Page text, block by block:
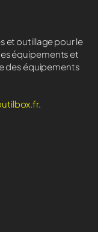
et outillage pour le
équipements et
des équipements
.